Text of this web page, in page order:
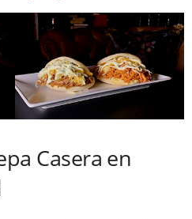
Casera en